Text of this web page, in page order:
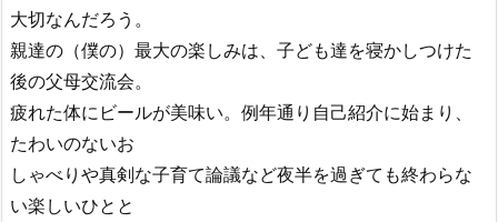
大切なんだろう。
親達の（僕の）最大の楽しみは、子ども達を寝かしつけた
後の父母交流会。
疲れた体にビールが美味い。例年通り自己紹介に始まり、
たわいのないお
しゃべりや真剣な子育て論議など夜半を過ぎても終わらな
い楽しいひとと